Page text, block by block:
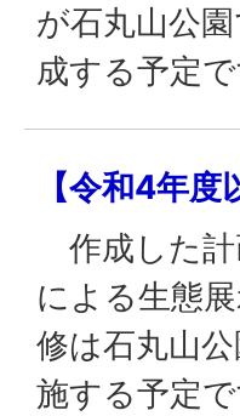
が石丸山公
成する予定で
【令和4年度
作成した計
による生態
修は石丸山
施する予定で